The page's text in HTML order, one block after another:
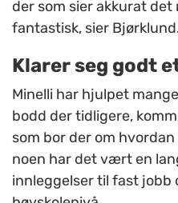
der som sier akkurat
fantastisk, sier
Klarer seg godt
Minelli har hjulpet
bodd der tidligere,
som bor der om
noen har det vært en
innleggelser til fast jobb